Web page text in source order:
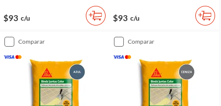
$93 c/u $93 c/u
comparar comparar